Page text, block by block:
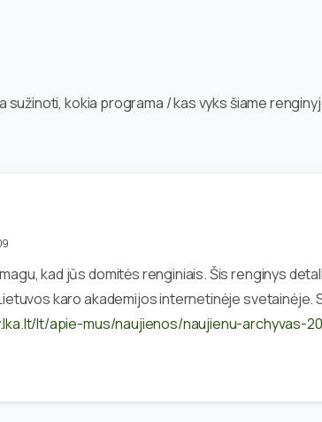
sužinoti, kokia programa / kas vyks šiame
kad jūs domitės renginiais. Šis renginys
karo akademijos internetinėje svetainėje.
lt/apie-mus/naujienos/naujienu-archyvas-